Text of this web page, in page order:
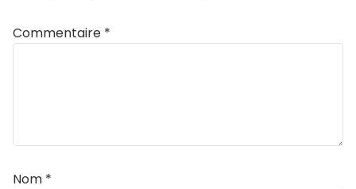
Commentaire *
Nom *